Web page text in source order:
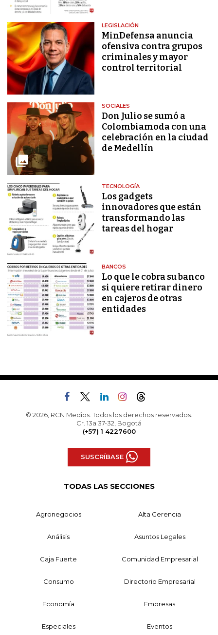
LEGISLACIÓN
MinDefensa anuncia
ofensiva contra grupos
criminales y mayor
control territorial
SOCIALES
Don Julio se sumó a
Colombiamoda con una
celebración en la ciudad
de Medellín
TECNOLOGÍA
Los gadgets
innovadores que están
transformando las
tareas del hogar
BANCOS
Lo que le cobra su banco
si quiere retirar dinero
en cajeros de otras
entidades
© 2026, RCN Medios. Todos los derechos reservados.
Cr. 13a 37-32, Bogotá
(+57) 1 4227600
SUSCRÍBASE
TODAS LAS SECCIONES
Agronegocios Alta Gerencia
Análisis Asuntos Legales
Caja Fuerte Comunidad Empresarial
Consumo Directorio Empresarial
Economía Empresas
Especiales Eventos